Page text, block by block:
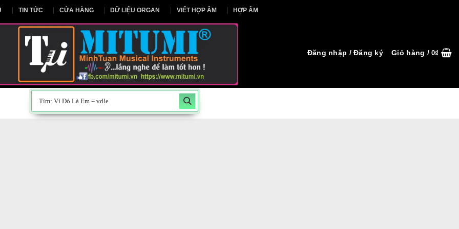
CHỦ TIN TỨC CỬA HÀNG DỮ LIỆU ORGAN VIẾT HỢP ÂM
Đăng nhập / Đăng ký